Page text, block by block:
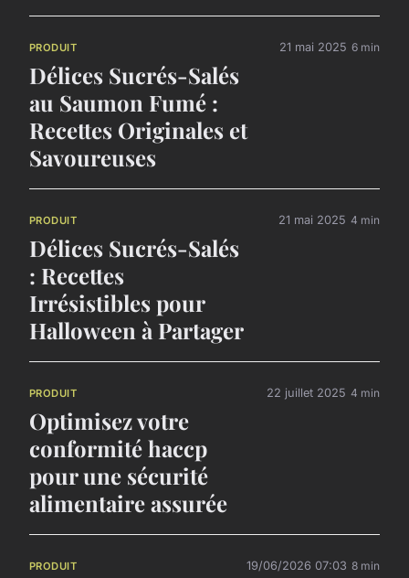
PRODUIT
Délices Sucrés-Salés
au Saumon Fumé :
Recettes Originales et
Savoureuses
21 mai 2025 6 min
PRODUIT
Délices Sucrés-Salés
: Recettes
Irrésistibles pour
Halloween à Partager
21 mai 2025 4 min
PRODUIT
Optimisez votre
conformité haccp
pour une sécurité
alimentaire assurée
22 juillet 2025 4 min
PRODUIT 19/06/2026 07:03 8 min